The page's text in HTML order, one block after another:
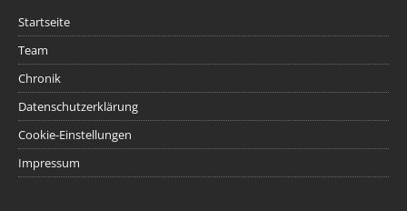
Startseite
Team
Chronik
Datenschutzerklärung
Cookie-Einstellungen
Impressum